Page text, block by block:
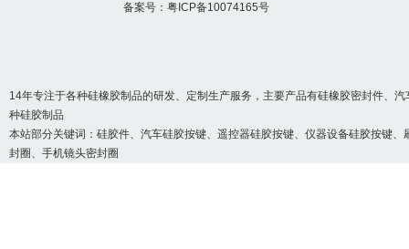
备案号： 粤ICP备10074165号
14年专注于各种硅橡胶制品的研发、定制生产服务，主要产品有硅橡胶密封件、
种硅胶制品
本站部分关键词： 硅胶件、汽车硅胶按键、遥控器硅胶按键、仪器设备硅胶按键
封圈、手机镜头密封圈